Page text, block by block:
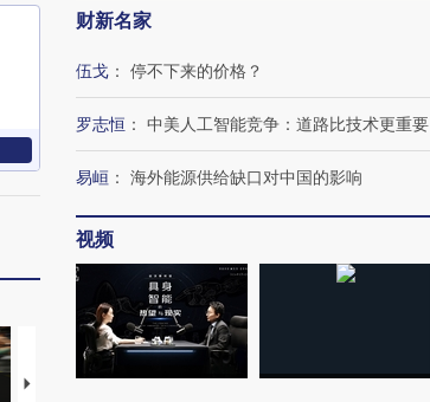
马航飞行员跨国走私7万
财新名家
伍戈 ： 停不下来的价格？
罗志恒 ： 中美人工智能竞争：道路比技术更重要
易峘 ： 海外能源供给缺口对中国的影响
视频